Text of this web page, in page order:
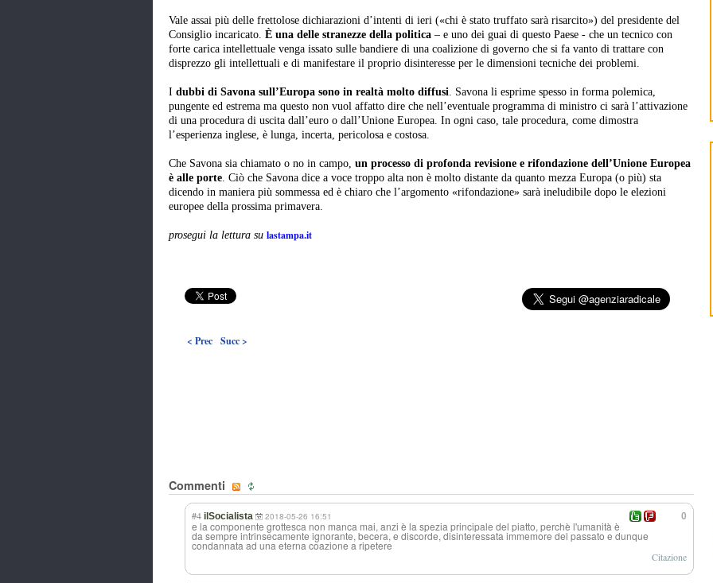
Vale assai più delle frettolose dichiarazioni d’intenti di ieri («chi è stato truffato sarà risarcito») del presidente del
Consiglio incaricato. È una delle stranezze della politica – e uno dei guai di questo Paese - che un tecnico con
forte carica intellettuale venga issato sulle bandiere di una coalizione di governo che si fa vanto di trattare con
disprezzo gli intellettuali e di manifestare il proprio disinteresse per le dimensioni tecniche dei problemi.
I dubbi di Savona sull’Europa sono in realtà molto diffusi. Savona li esprime spesso in forma polemica,
pungente ed estrema ma questo non vuol affatto dire che nell’eventuale programma di ministro ci sarà l’attivazione
di una procedura di uscita dall’euro o dall’Unione Europea. In ogni caso, tale procedura, come dimostra
l’esperienza inglese, è lunga, incerta, pericolosa e costosa.
Che Savona sia chiamato o no in campo, un processo di profonda revisione e rifondazione dell’Unione Europea
è alle porte. Ciò che Savona dice a voce troppo alta non è molto distante da quanto mezza Europa (o più) sta
dicendo in maniera più sommessa ed è chiaro che l’argomento «rifondazione» sarà ineludibile dopo le elezioni
europee della prossima primavera.
prosegui la lettura su lastampa.it
< Prec Succ >
Commenti
0
#4 ilSocialista 2018-05-26 16:51
e la componente grottesca non manca mai, anzi è la spezia principale del piatto, perchè l'umanità è
da sempre intrinsecamente ignorante, becera, e discorde, disinteressata immemore del passato e dunque
condannata ad una eterna coazione a ripetere
Citazione